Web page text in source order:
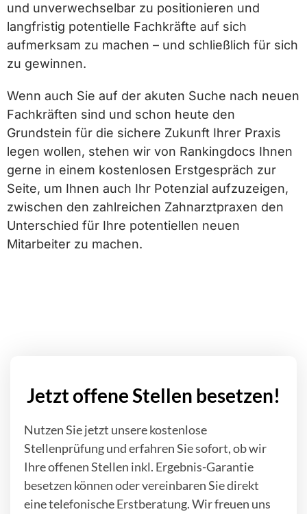
und unverwechselbar zu positionieren und
langfristig potentielle Fachkräfte auf sich
aufmerksam zu machen – und schließlich für sich
zu gewinnen.
Wenn auch Sie auf der akuten Suche nach neuen
Fachkräften sind und schon heute den
Grundstein für die sichere Zukunft Ihrer Praxis
legen wollen, stehen wir von Rankingdocs Ihnen
gerne in einem kostenlosen Erstgespräch zur
Seite, um Ihnen auch Ihr Potenzial aufzuzeigen,
zwischen den zahlreichen Zahnarztpraxen den
Unterschied für Ihre potentiellen neuen
Mitarbeiter zu machen.
Jetzt offene Stellen besetzen!
Nutzen Sie jetzt unsere kostenlose
Stellenprüfung und erfahren Sie sofort, ob wir
Ihre offenen Stellen inkl. Ergebnis-Garantie
besetzen können oder vereinbaren Sie direkt
eine telefonische Erstberatung. Wir freuen uns